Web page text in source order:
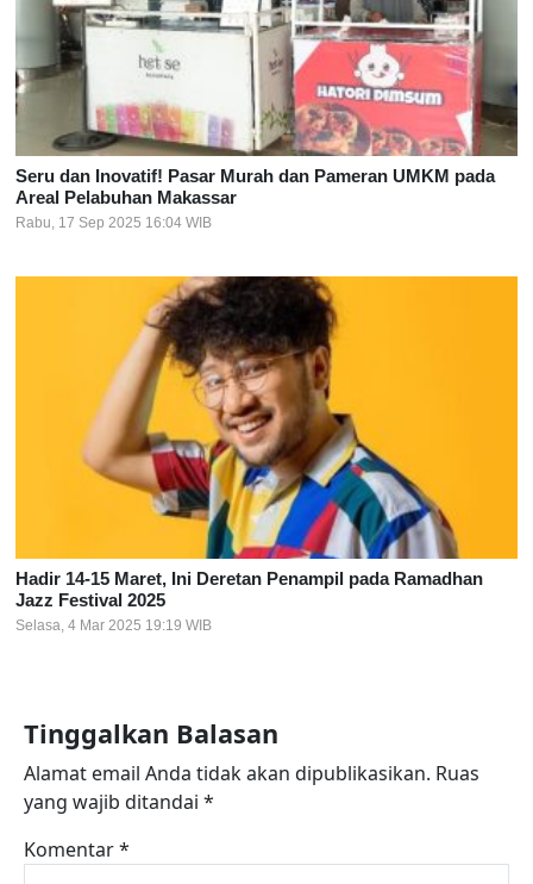
Seru dan Inovatif! Pasar Murah dan Pameran UMKM pada
Areal Pelabuhan Makassar
Rabu, 17 Sep 2025 16:04 WIB
Hadir 14-15 Maret, Ini Deretan Penampil pada Ramadhan
Jazz Festival 2025
Selasa, 4 Mar 2025 19:19 WIB
Tinggalkan Balasan
Alamat email Anda tidak akan dipublikasikan. Ruas
yang wajib ditandai *
Komentar*